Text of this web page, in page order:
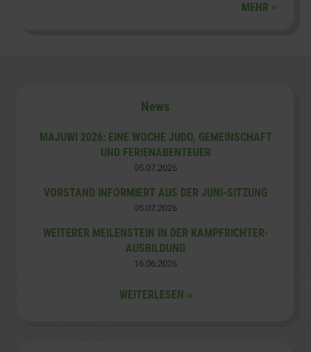
MEHR
News
MAJUWI 2026: EINE WOCHE JUDO, GEMEINSCHAFT
UND FERIENABENTEUER
05.​07.​2026
VORSTAND INFORMIERT AUS DER JUNI-SITZUNG
05.​07.​2026
WEITERER MEILENSTEIN IN DER KAMPFRICHTER-
AUSBILDUNG
16.​06.​2026
]